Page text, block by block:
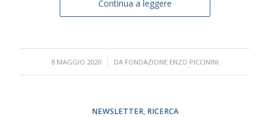
Continua a leggere
8 MAGGIO 2020
/ DA FONDAZIONE ENZO PICCININI
NEWSLETTER, RICERCA